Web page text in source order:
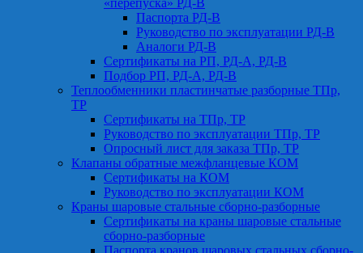
«перепуска» РД-В
Паспорта РД-В
Руководство по эксплуатации РД-В
Аналоги РД-В
Сертификаты на РП, РД-А, РД-В
Подбор РП, РД-А, РД-В
Теплообменники пластинчатые разборные ТПр,
ТР
Сертификаты на ТПр, ТР
Руководство по эксплуатации ТПр, ТР
Опросный лист для заказа ТПр, ТР
Клапаны обратные межфланцевые КОМ
Сертификаты на КОМ
Руководство по эксплуатации КОМ
Краны шаровые стальные сборно-разборные
Сертификаты на краны шаровые стальные
сборно-разборные
Паспорта кранов шаровых стальных сборно-